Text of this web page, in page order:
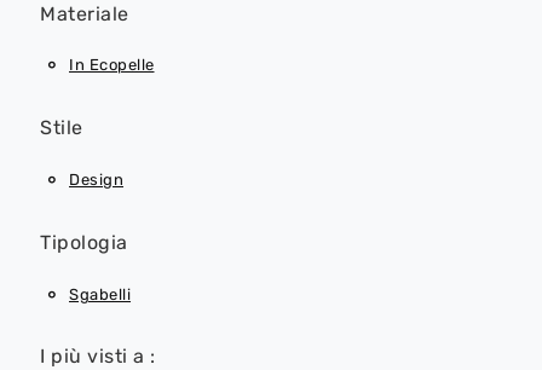
Materiale
In Ecopelle
Stile
Design
Tipologia
Sgabelli
I più visti a :